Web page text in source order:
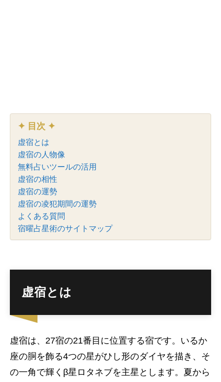
✦ 目次 ✦
虚宿とは
虚宿の人物像
無料占いツールの活用
虚宿の相性
虚宿の運勢
虚宿の凌犯期間の運勢
よくある質問
宿曜占星術のサイトマップ
虚宿とは
虚宿は、27宿の21番目に位置する宿です。いるか
座の胴を飾る4つの星がひし形のダイヤを描き、そ
の一角で輝くβ星ロタネブを主星とします。夏から